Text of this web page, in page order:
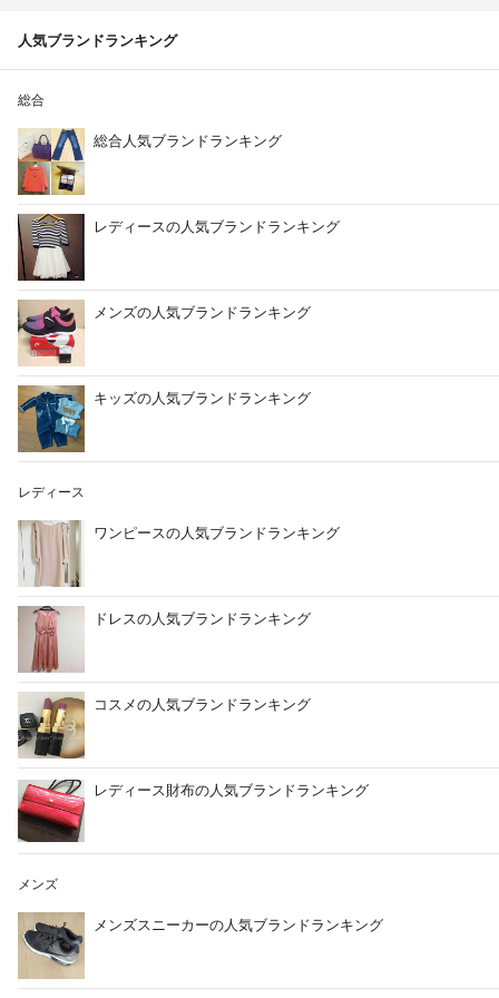
人気ブランドランキング
総合
総合人気ブランドランキング
レディースの人気ブランドランキング
メンズの人気ブランドランキング
キッズの人気ブランドランキング
レディース
ワンピースの人気ブランドランキング
ドレスの人気ブランドランキング
コスメの人気ブランドランキング
レディース財布の人気ブランドランキング
メンズ
メンズスニーカーの人気ブランドランキング